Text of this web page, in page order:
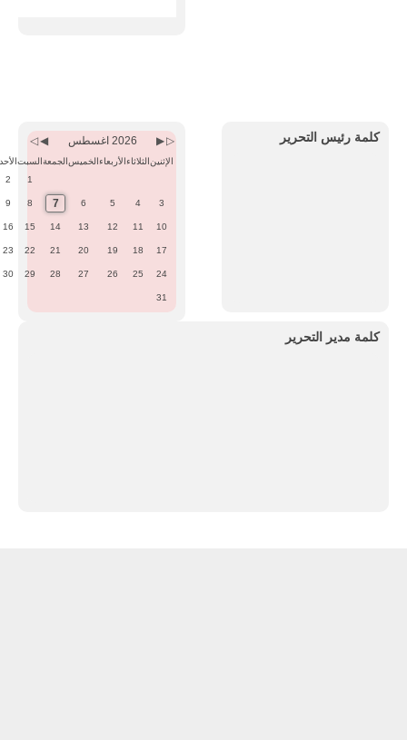
كلمة رئيس التحرير
Month
Year
Month2026 اغسطس
الإثنينالثلاثاءالأربعاءالخميسالجمعةالسبتالأحد
1
2
3
4
5
6
7
8
9
10
11
12
13
14
15
16
17
18
19
20
21
22
23
24
25
26
27
28
29
30
31
كلمة مدير التحرير